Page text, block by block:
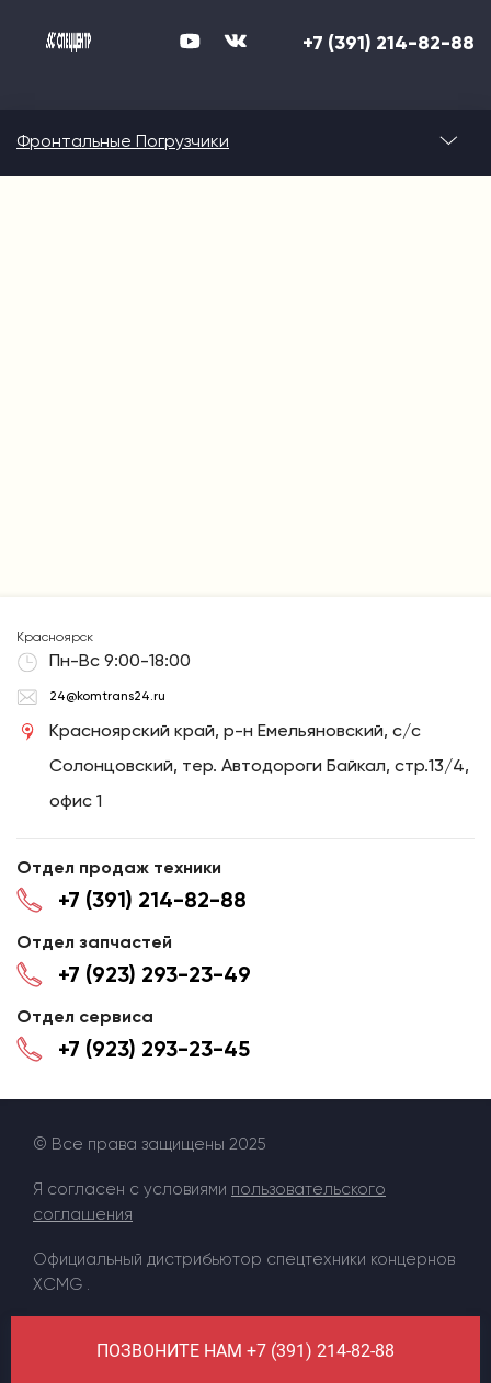
+7 (391) 214-82-88
ПОЗВОНИТЕ НАМ +7 (391) 214-82-88
Фронтальные Погрузчики
Красноярск
Пн-Вс 9:00-18:00
24@komtrans24.ru
Красноярский край, р-н Емельяновский, с/с
Солонцовский, тер. Автодороги Байкал, стр.13/4,
офис 1
Отдел продаж техники
+7 (391) 214-82-88
Отдел запчастей
+7 (923) 293-23-49
Отдел сервиса
+7 (923) 293-23-45
© Все права защищены 2025
Я согласен с условиями пользовательского
соглашения
Официальный дистрибьютор спецтехники концернов
XCMG .